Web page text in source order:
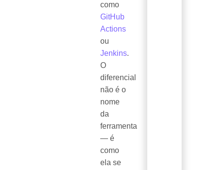
como
GitHub
Actions
ou
Jenkins.
O
diferencial
não é o
nome
da
ferramenta
— é
como
ela se